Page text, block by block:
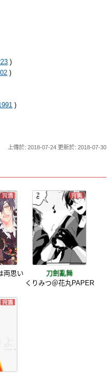
)
)
)
上傳於: 2018-07-24 更新於: 2018-07-30
両思い
刀劍亂舞
くりみつ＠花丸PAPER